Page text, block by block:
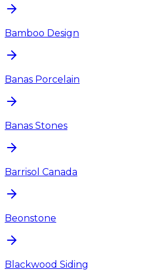
Bamboo Design
Banas Porcelain
Banas Stones
Barrisol Canada
Beonstone
Blackwood Siding